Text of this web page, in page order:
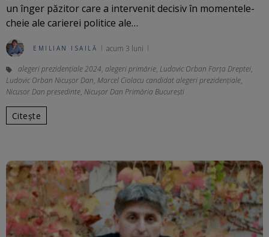
un înger păzitor care a intervenit decisiv în momentele-
cheie ale carierei politice ale…
EMILIAN ISAILĂ acum 3 luni
alegeri prezidenţiale 2024, alegeri primărie, Ludovic Orban Forța Dreptei,
Ludovic Orban Nicușor Dan, Marcel Ciolacu candidat alegeri prezidențiale,
Nicusor Dan presedinte, Nicușor Dan Primăria București
Citește